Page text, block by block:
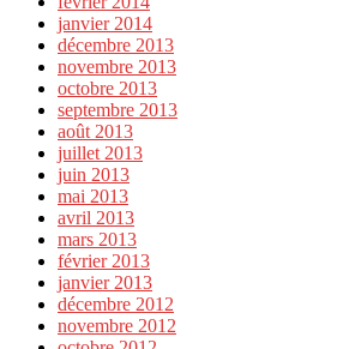
janvier 2014
décembre 2013
novembre 2013
octobre 2013
septembre 2013
août 2013
juillet 2013
juin 2013
mai 2013
avril 2013
mars 2013
février 2013
janvier 2013
décembre 2012
novembre 2012